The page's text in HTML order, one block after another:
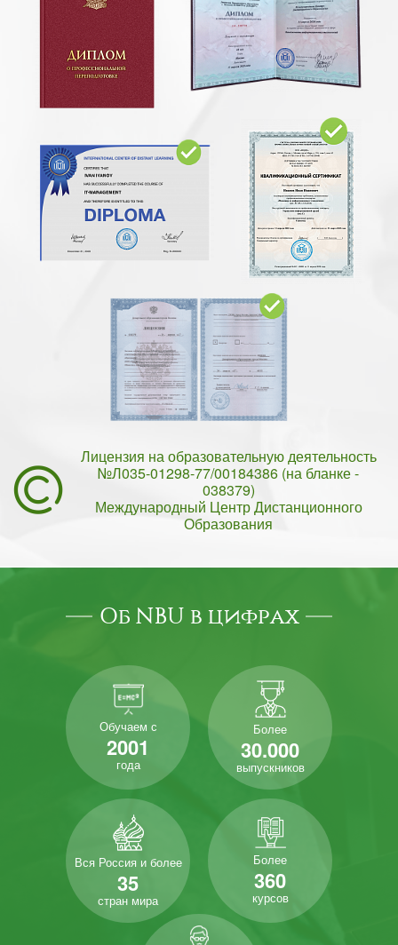
Лицензия на образовательную деятельность
№Л035-01298-77/00184386 (на бланке -
038379)
Международный Центр Дистанционного
Образования
Об NBU в цифрах
Обучаем с
2001
года
Более
30.000
выпускников
Вся Россия и более
35
стран мира
Более
360
курсов